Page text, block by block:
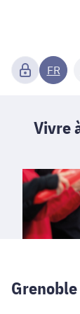
FR
Vivre